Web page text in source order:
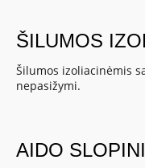
ŠILUMOS
Šilumos izoliacinėmis
nepasižymi.
AIDO